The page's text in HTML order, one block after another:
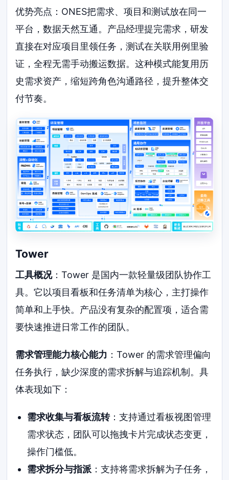
优势亮点：ONES把需求、项目和测试放在同一
平台，数据天然互通。产品经理提完需求，研发
直接在对应项目里领任务，测试在关联用例里验
证，全程无需手动搬运数据。这种模式能复用历
史需求资产，缩短跨角色沟通路径，提升整体交
付节奏。
Tower
工具概况：Tower 是国内一款轻量级团队协作工
具。它以项目看板和任务清单为核心，主打操作
简单和上手快。产品没有复杂的配置项，适合需
要快速推进日常工作的团队。
需求管理能力核心能力 ：Tower 的需求管理偏向
任务执行，缺少深度的需求拆解与追踪机制。具
体表现如下：
需求收集与看板流转：支持通过看板视图管理
需求状态，团队可以拖拽卡片完成状态变更，
操作门槛低。
需求拆分与指派：支持将需求拆解为子任务，